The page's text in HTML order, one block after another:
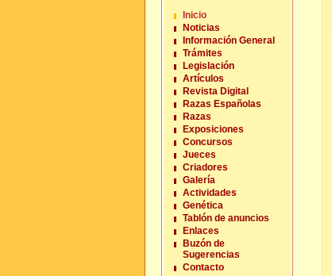
Inicio
Noticias
Información General
Trámites
Legislación
Artículos
Revista Digital
Razas Españolas
Razas
Exposiciones
Concursos
Jueces
Criadores
Galería
Actividades
Genética
Tablón de anuncios
Enlaces
Buzón de
Sugerencias
Contacto